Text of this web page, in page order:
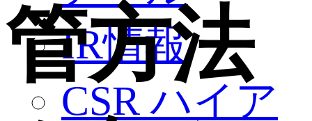
IR情報
CSR ハイア
管方法